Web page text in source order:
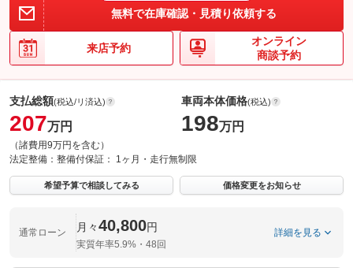
無料で在庫確認・見積り依頼する
来店予約
オンライン
商談予約
支払総額(税込/リ済込)
207万円
（諸費用9万円を含む）
車両本体価格(税込)
198万円
法定整備： 整備付保証： 1ヶ月・走行無制限
希望予算で相談してみる 価格変更をお知らせ
通常ローン 月々40,800円
実質年率5.9%・48回
詳細を見る